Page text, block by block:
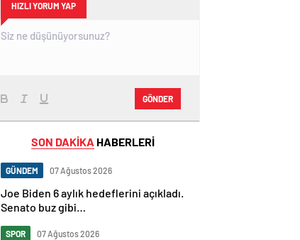
HIZLI YORUM YAP
GÖNDER
SON DAKİKA HABERLERİ
GÜNDEM 07 Ağustos 2026
Joe Biden 6 aylık hedeflerini açıkladı.
Senato buz gibi…
SPOR 07 Ağustos 2026